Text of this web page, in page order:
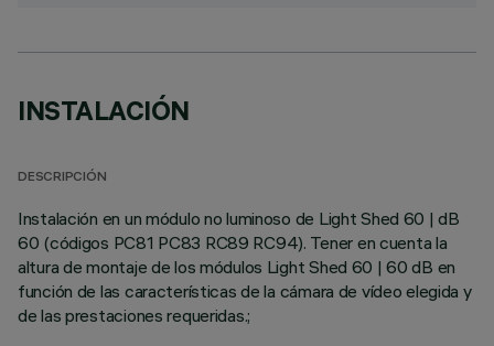
INSTALACIÓN
DESCRIPCIÓN
Instalación en un módulo no luminoso de Light Shed 60 | dB
60 (códigos PC81 PC83 RC89 RC94). Tener en cuenta la
altura de montaje de los módulos Light Shed 60 | 60 dB en
función de las características de la cámara de vídeo elegida y
de las prestaciones requeridas.;